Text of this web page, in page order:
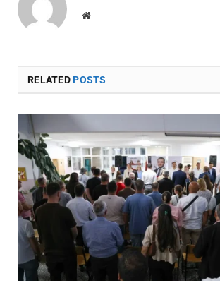
Website
RELATEDPOSTS